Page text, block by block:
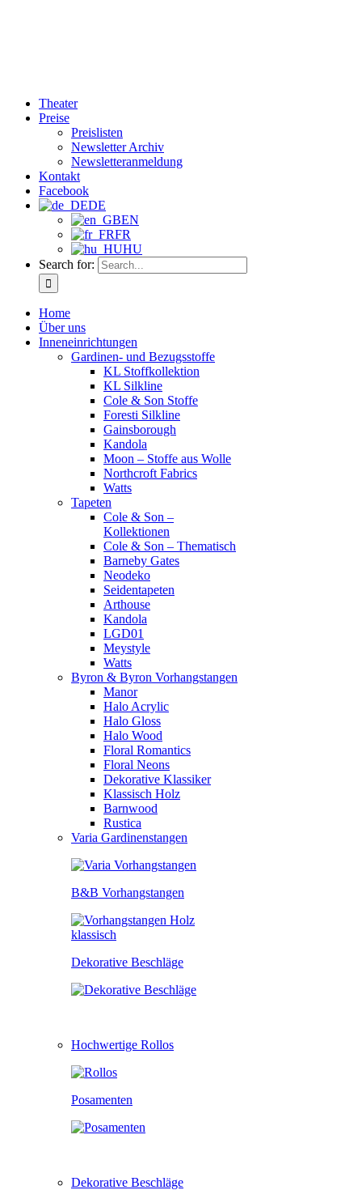
Theater
Preise
Preislisten
Newsletter Archiv
Newsletteranmeldung
Kontakt
Facebook
DE
EN
FR
HU
Search for:
Home
Über uns
Inneneinrichtungen
Gardinen- und Bezugsstoffe
KL Stoffkollektion
KL Silkline
Cole & Son Stoffe
Foresti Silkline
Gainsborough
Kandola
Moon – Stoffe aus Wolle
Northcroft Fabrics
Watts
Tapeten
Cole & Son –
Kollektionen
Cole & Son – Thematisch
Barneby Gates
Neodeko
Seidentapeten
Arthouse
Kandola
LGD01
Meystyle
Watts
Byron & Byron Vorhangstangen
Manor
Halo Acrylic
Halo Gloss
Halo Wood
Floral Romantics
Floral Neons
Dekorative Klassiker
Klassisch Holz
Barnwood
Rustica
Varia Gardinenstangen
B&B Vorhangstangen
Dekorative Beschläge
Hochwertige Rollos
Posamenten
Dekorative Beschläge